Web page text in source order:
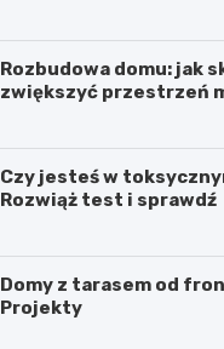
Rozbudowa domu: jak
zwiększyć przestrzeń
Czy jesteś w
Rozwiąż test i sprawdź
Domy z tarasem od
Projekty